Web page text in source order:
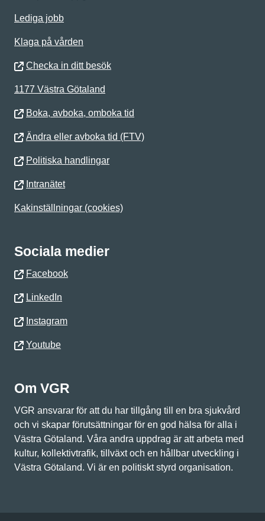
Lediga jobb
Klaga på vården
Checka in ditt besök
1177 Västra Götaland
Boka, avboka, omboka tid
Ändra eller avboka tid (FTV)
Politiska handlingar
Intranätet
Kakinställningar (cookies)
Sociala medier
Facebook
LinkedIn
Instagram
Youtube
Om VGR
VGR ansvarar för att du har tillgång till en bra sjukvård
och vi skapar förutsättningar för en god hälsa för alla i
Västra Götaland. Våra andra uppdrag är att arbeta med
kultur, kollektivtrafik, tillväxt och en hållbar utveckling i
Västra Götaland. Vi är en politiskt styrd organisation.